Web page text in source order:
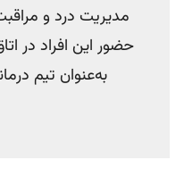
مدیریت درد و
حضور این افراد در
به‌عنوان تیم